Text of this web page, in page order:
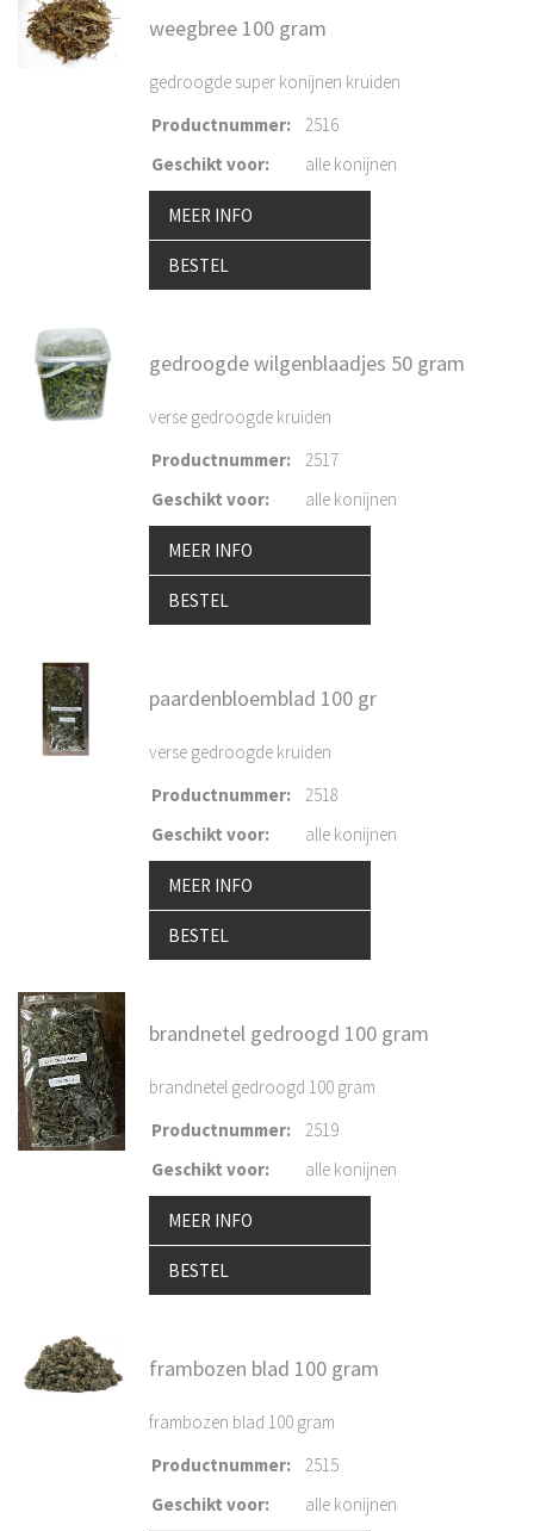
weegbree 100 gram
gedroogde super konijnen kruiden
Productnummer:
2516
Geschikt voor: alle konijnen
MEER INFO
BESTEL
gedroogde wilgenblaadjes 50 gram
verse gedroogde kruiden
Productnummer:
2517
Geschikt voor: alle konijnen
MEER INFO
BESTEL
paardenbloemblad 100 gr
verse gedroogde kruiden
Productnummer:
2518
Geschikt voor: alle konijnen
MEER INFO
BESTEL
brandnetel gedroogd 100 gram
brandnetel gedroogd 100 gram
Productnummer:
2519
Geschikt voor: alle konijnen
MEER INFO
BESTEL
frambozen blad 100 gram
frambozen blad 100 gram
Productnummer:
2515
Geschikt voor: alle konijnen